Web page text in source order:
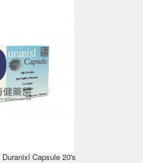
Capsule 20's